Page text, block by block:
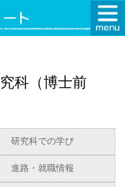
科（博士前
研究科での学び
進路・就職情報